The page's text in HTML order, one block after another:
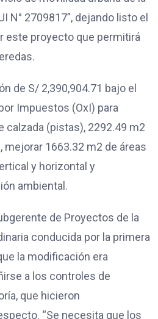
N° 2709817”, dejando listo el
este proyecto que permitirá
de S/ 2,390,904.71 bajo el
Impuestos (OxI) para
calzada (pistas), 2292.49 m2
mejorar 1663.32 m2 de áreas
y horizontal y
ambiental.
de Proyectos de la
conducida por la primera
la modificación era
a los controles de
que hicieron
“Se necesita que los